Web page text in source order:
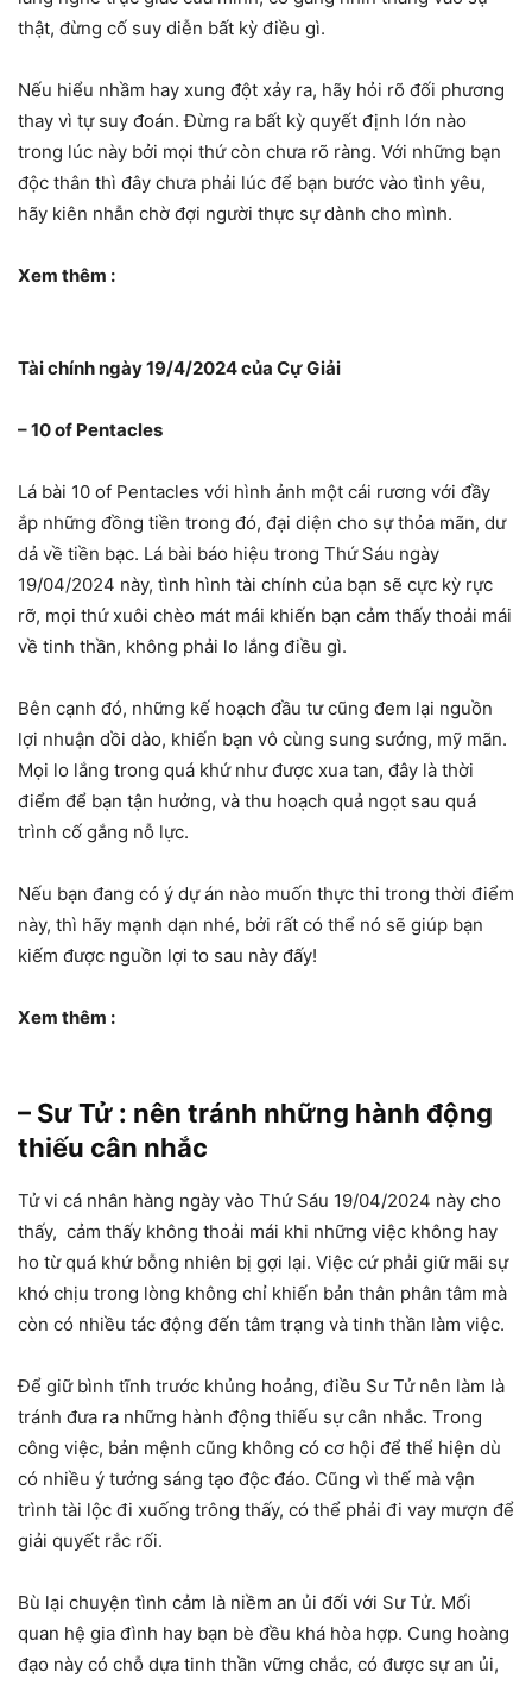
thật, đừng cố suy diễn bất kỳ điều gì.
Nếu hiểu nhầm hay xung đột xảy ra, hãy hỏi rõ đối phương
thay vì tự suy đoán. Đừng ra bất kỳ quyết định lớn nào
trong lúc này bởi mọi thứ còn chưa rõ ràng. Với những bạn
độc thân thì đây chưa phải lúc để bạn bước vào tình yêu,
hãy kiên nhẫn chờ đợi người thực sự dành cho mình.
Xem thêm :
Tài chính ngày 19/4/2024 của Cự Giải
– 10 of Pentacles
Lá bài 10 of Pentacles với hình ảnh một cái rương với đầy
ắp những đồng tiền trong đó, đại diện cho sự thỏa mãn, dư
dả về tiền bạc. Lá bài báo hiệu trong Thứ Sáu ngày
19/04/2024 này, tình hình tài chính của bạn sẽ cực kỳ rực
rỡ, mọi thứ xuôi chèo mát mái khiến bạn cảm thấy thoải mái
về tinh thần, không phải lo lắng điều gì.
Bên cạnh đó, những kế hoạch đầu tư cũng đem lại nguồn
lợi nhuận dồi dào, khiến bạn vô cùng sung sướng, mỹ mãn.
Mọi lo lắng trong quá khứ như được xua tan, đây là thời
điểm để bạn tận hưởng, và thu hoạch quả ngọt sau quá
trình cố gắng nỗ lực.
Nếu bạn đang có ý dự án nào muốn thực thi trong thời điểm
này, thì hãy mạnh dạn nhé, bởi rất có thể nó sẽ giúp bạn
kiếm được nguồn lợi to sau này đấy!
Xem thêm :
– Sư Tử : nên tránh những hành động
thiếu cân nhắc
Tử vi cá nhân hàng ngày vào Thứ Sáu 19/04/2024 này cho
thấy, cảm thấy không thoải mái khi những việc không hay
ho từ quá khứ bỗng nhiên bị gợi lại. Việc cứ phải giữ mãi sự
khó chịu trong lòng không chỉ khiến bản thân phân tâm mà
còn có nhiều tác động đến tâm trạng và tinh thần làm việc.
Để giữ bình tĩnh trước khủng hoảng, điều Sư Tử nên làm là
tránh đưa ra những hành động thiếu sự cân nhắc. Trong
công việc, bản mệnh cũng không có cơ hội để thể hiện dù
có nhiều ý tưởng sáng tạo độc đáo. Cũng vì thế mà vận
trình tài lộc đi xuống trông thấy, có thể phải đi vay mượn để
giải quyết rắc rối.
Bù lại chuyện tình cảm là niềm an ủi đối với Sư Tử. Mối
quan hệ gia đình hay bạn bè đều khá hòa hợp. Cung hoàng
đạo này có chỗ dựa tinh thần vững chắc, có được sự an ủi,